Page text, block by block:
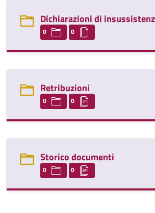
Dichiarazioni di
0 0
Retribuzioni
0 0
Storico documenti
0 0